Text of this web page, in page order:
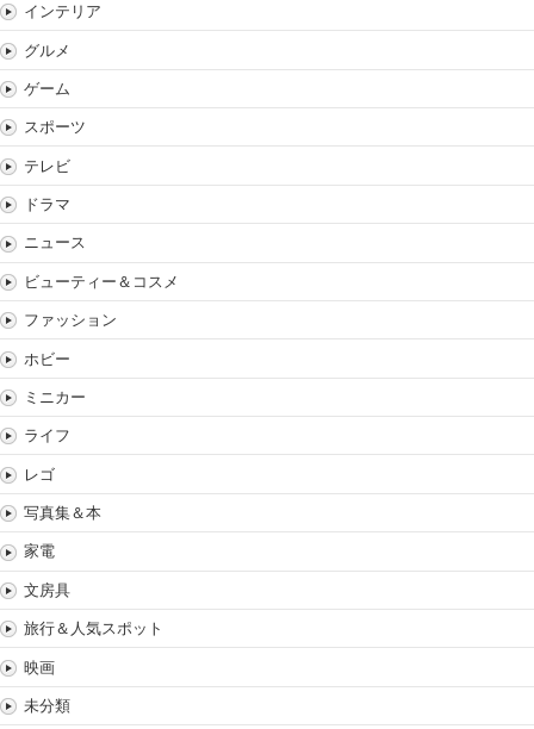
インテリア
グルメ
ゲーム
スポーツ
テレビ
ドラマ
ニュース
ビューティー＆コスメ
ファッション
ホビー
ミニカー
ライフ
レゴ
写真集＆本
家電
文房具
旅行＆人気スポット
映画
未分類